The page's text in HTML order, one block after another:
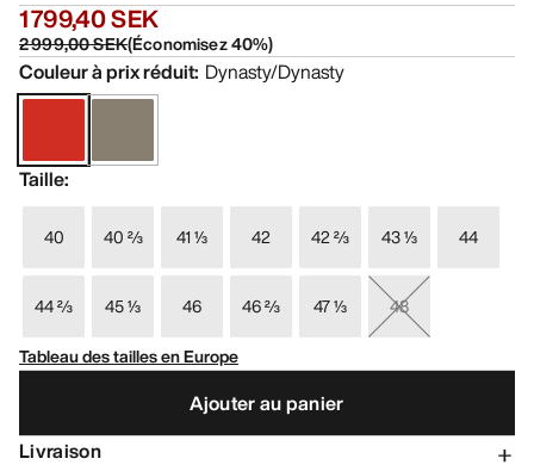
1 799,40 SEK
2 999,00 SEK(Économisez40%)
Couleur à prix réduit: Dynasty/Dynasty
Taille:
40 40 ⅔ 41 ⅓ 42 42 ⅔ 43 ⅓ 44
44 ⅔ 45 ⅓ 46 46 ⅔ 47 ⅓
48
Tableau des tailles en Europe
Ajouter au panier
Livraison